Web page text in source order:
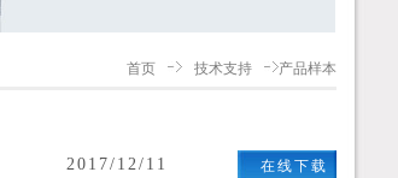
首页 技术支持 产品样本
2017/12/11 在线下载